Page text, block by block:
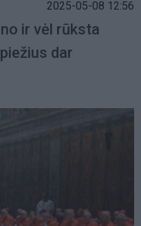
2025-05-08 12:56
ir vėl rūksta
dar